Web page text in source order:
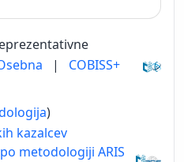
| COBISS+
)
kazalcev
metodologiji ARIS